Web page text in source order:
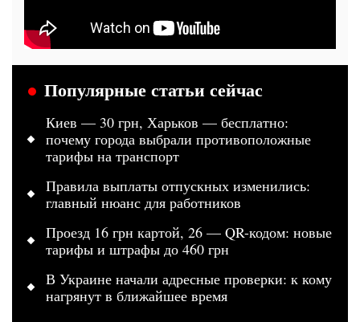
Популярные статьи сейчас
Киев — 30 грн, Харьков — бесплатно:
почему города выбрали противоположные
тарифы на транспорт
Правила выплаты отпускных изменились:
главный нюанс для работников
Проезд 16 грн картой, 26 — QR-кодом: новые
тарифы и штрафы до 460 грн
В Украине начали адресные проверки: к кому
нагрянут в ближайшее время